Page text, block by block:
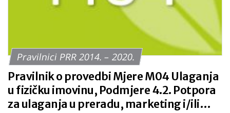
Pravilnici PRR 2014. – 2020.
Pravilnik o provedbi Mjere M04 Ulaganja
u fizičku imovinu, Podmjere 4.2. Potpora
za ulaganja u preradu, marketing i/ili